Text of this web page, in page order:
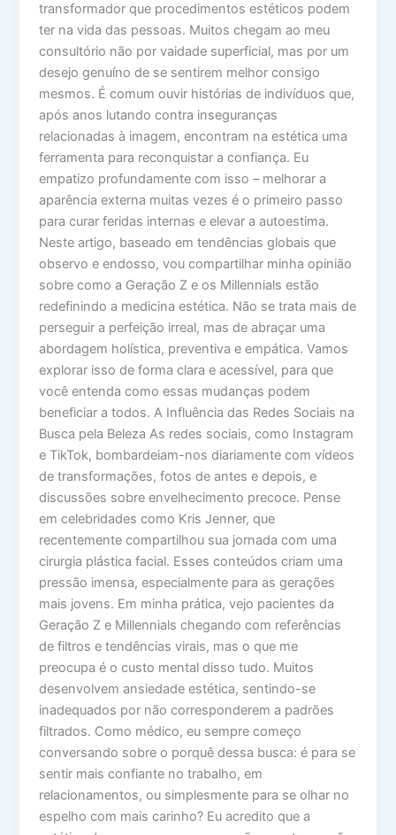
transformador que procedimentos estéticos podem
ter na vida das pessoas. Muitos chegam ao meu
consultório não por vaidade superficial, mas por um
desejo genuíno de se sentirem melhor consigo
mesmos. É comum ouvir histórias de indivíduos que,
após anos lutando contra inseguranças
relacionadas à imagem, encontram na estética uma
ferramenta para reconquistar a confiança. Eu
empatizo profundamente com isso – melhorar a
aparência externa muitas vezes é o primeiro passo
para curar feridas internas e elevar a autoestima.
Neste artigo, baseado em tendências globais que
observo e endosso, vou compartilhar minha opinião
sobre como a Geração Z e os Millennials estão
redefinindo a medicina estética. Não se trata mais de
perseguir a perfeição irreal, mas de abraçar uma
abordagem holística, preventiva e empática. Vamos
explorar isso de forma clara e acessível, para que
você entenda como essas mudanças podem
beneficiar a todos. A Influência das Redes Sociais na
Busca pela Beleza As redes sociais, como Instagram
e TikTok, bombardeiam-nos diariamente com vídeos
de transformações, fotos de antes e depois, e
discussões sobre envelhecimento precoce. Pense
em celebridades como Kris Jenner, que
recentemente compartilhou sua jornada com uma
cirurgia plástica facial. Esses conteúdos criam uma
pressão imensa, especialmente para as gerações
mais jovens. Em minha prática, vejo pacientes da
Geração Z e Millennials chegando com referências
de filtros e tendências virais, mas o que me
preocupa é o custo mental disso tudo. Muitos
desenvolvem ansiedade estética, sentindo-se
inadequados por não corresponderem a padrões
filtrados. Como médico, eu sempre começo
conversando sobre o porquê dessa busca: é para se
sentir mais confiante no trabalho, em
relacionamentos, ou simplesmente para se olhar no
espelho com mais carinho? Eu acredito que a